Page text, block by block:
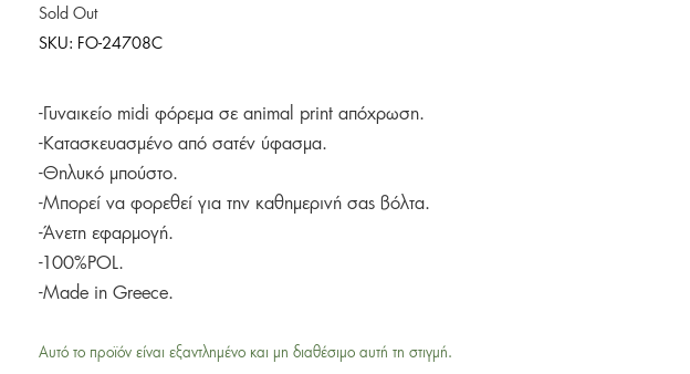
Sold Out
SKU: FO-24708C
-Γυναικείο midi φόρεμα σε animal print απόχρωση.
-Κατασκευασμένο από σατέν ύφασμα.
-Θηλυκό μπούστο.
-Μπορεί να φορεθεί για την καθημερινή σας βόλτα.
-Άνετη εφαρμογή.
-100%POL.
-Made in Greece.
Αυτό το προϊόν είναι εξαντλημένο και μη διαθέσιμο αυτή τη στιγμή.